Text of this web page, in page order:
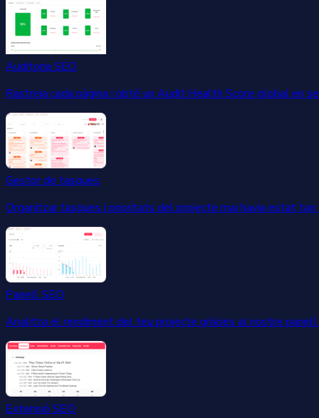
Auditoria SEO
Rastreja cada pàgina i obté un Audit Health Score global en
Gestor de tasques
Organitzar tasques i prioritats del projecte mai havia estat tan
Panell SEO
Analitza el rendiment del teu projecte gràcies al nostre panell
Extensió SEO